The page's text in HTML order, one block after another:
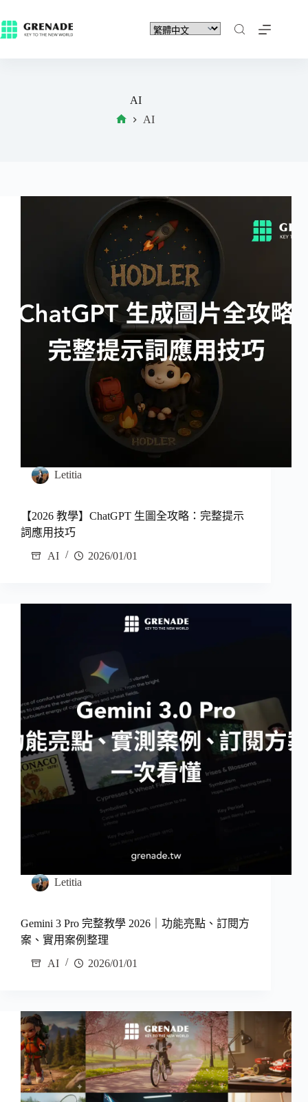
AI
AI
Letitia
【2026 教學】ChatGPT 生圖全攻略：完整提示
詞應用技巧
AI
2026/01/01
Letitia
Gemini 3 Pro 完整教學 2026｜功能亮點、訂閱方
案、實用案例整理
AI
2026/01/01